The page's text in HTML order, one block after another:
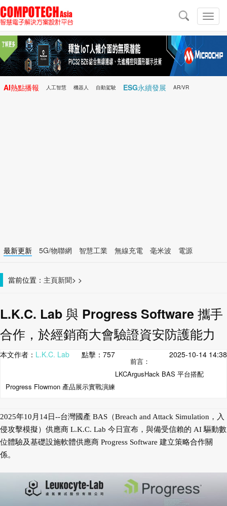
切
換
導
導
航
AI熱點播報 人工智慧 機器人 自動駕駛 ESG永續發展 AR/VR
最新更新 5G/物聯網 智慧工業 無線充電 毫米波
電源
當前位置： 主頁 >
新聞 >
L.K.C. Lab 與 Progress Software 攜手
合作，於經銷商大會驗證資安防護能力
本文作者： L.K.C. Lab 點擊： 757 2025-10-14 14:38
前言：
LKCArgusHack BAS 平台搭配
Progress Flowmon 產品展示實戰演練
2025年10月14日--台灣國產 BAS（Breach and Attack Simulation，入
侵攻擊模擬）供應商 L.K.C. Lab 今日宣布，與備受信賴的 AI 驅動數
位體驗及基礎設施軟體供應商 Progress Software 建立策略合作關
係。